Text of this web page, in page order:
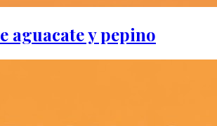
aguacate y pepino